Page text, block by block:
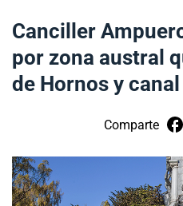
Ministerio
Política Exterior
Embajadas y consulados
Servicios ciudadanos
Canciller
por zona austral
de Hornos y
Comparte